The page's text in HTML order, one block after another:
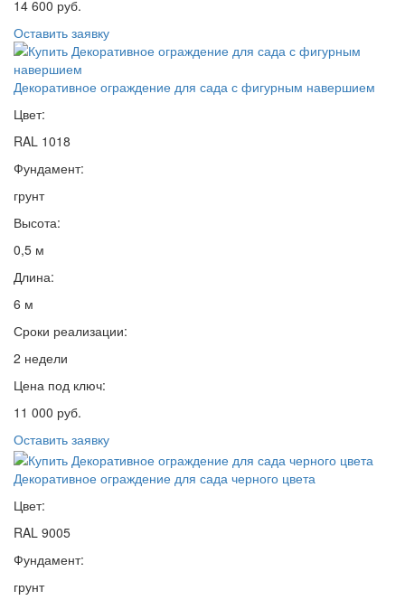
14 600 руб.
Оставить заявку
Декоративное ограждение для сада с фигурным навершием
Цвет:
RAL 1018
Фундамент:
грунт
Высота:
0,5 м
Длина:
6 м
Сроки реализации:
2 недели
Цена под ключ:
11 000 руб.
Оставить заявку
Декоративное ограждение для сада черного цвета
Цвет:
RAL 9005
Фундамент:
грунт